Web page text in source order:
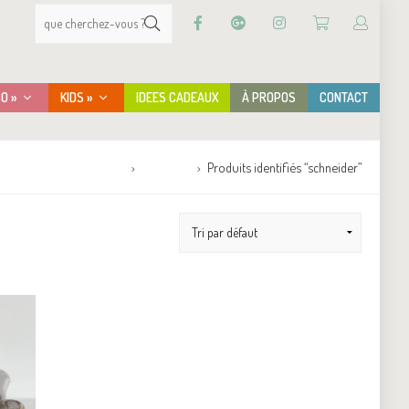
» KIDS » IDEES CADEAUX À PROPOS CONTACT
Produits identifiés “schneider”